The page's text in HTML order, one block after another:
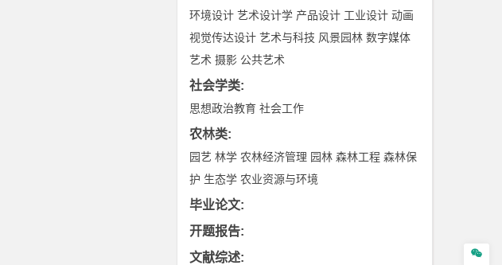
环境设计 艺术设计学 产品设计 工业设计 动画
视觉传达设计 艺术与科技 风景园林 数字媒体
艺术 摄影 公共艺术
社会学类:
思想政治教育 社会工作
农林类:
园艺 林学 农林经济管理 园林 森林工程 森林保
护 生态学 农业资源与环境
毕业论文:
开题报告:
文献综述:
